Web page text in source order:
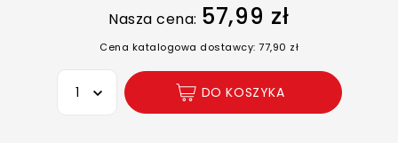
Nasza cena: 57,99 zł
Cena katalogowa dostawcy: 77,90 zł
Wybierz opcję
DO KOSZYKA